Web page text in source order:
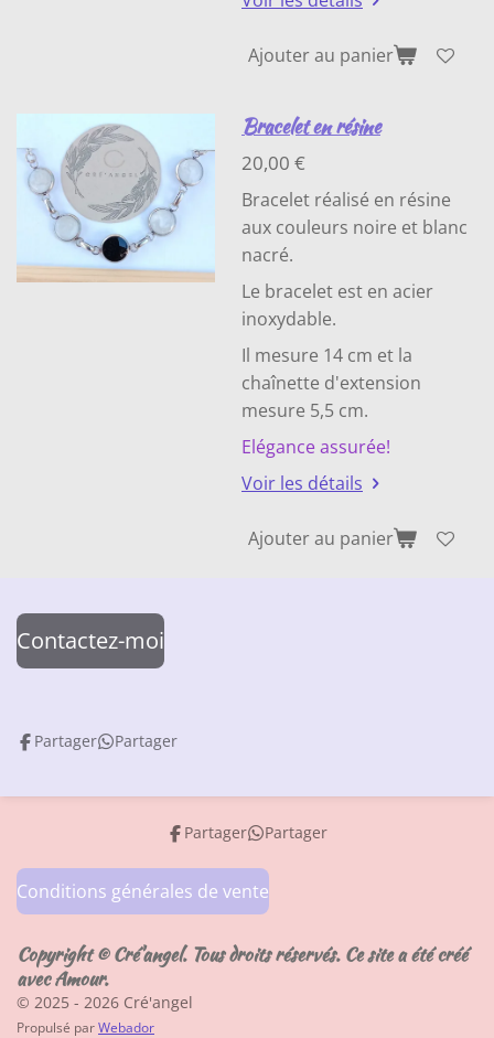
Ajouter au panier
Bracelet en résine
20,00 €
Bracelet réalisé en résine
aux couleurs noire et blanc
nacré.
Le bracelet est en acier
inoxydable.
Il mesure 14 cm et la
chaînette d'extension
mesure 5,5 cm.
Elégance assurée!
Voir les détails
Ajouter au panier
Contactez-moi
Partager Partager
Partager Partager
Conditions générales de vente
Copyright © Cré'angel. Tous droits réservés. Ce site a été créé
avec Amour.
© 2025 - 2026 Cré'angel
Propulsé par Webador